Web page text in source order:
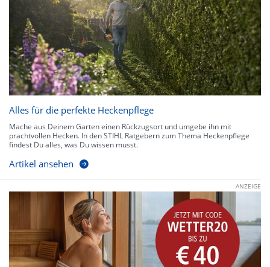
Alles für die perfekte Heckenpflege
Mache aus Deinem Garten einen Rückzugsort und umgebe ihn mit
prachtvollen Hecken. In den STIHL Ratgebern zum Thema Heckenpflege
findest Du alles, was Du wissen musst.
Artikel ansehen
ANZEIGE